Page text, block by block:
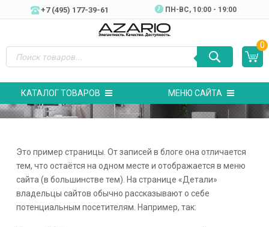
+7 (495) 177-39-61 ПН-ВC, 10:00 - 19:00
0
КАТАЛОГ ТОВАРОВ МЕНЮ САЙТА
Это пример страницы. От записей в блоге она отличается
тем, что остаётся на одном месте и отображается в меню
сайта (в большинстве тем). На странице «Детали»
владельцы сайтов обычно рассказывают о себе
потенциальным посетителям. Например, так: